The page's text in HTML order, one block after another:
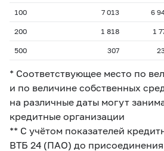
100 7 013 6
200 1 818 1
500 307
* Соответствующее место по
и по величине собственных
на различные даты могут
кредитные организации
** С учётом показателей
ВТБ 24 (ПАО) до